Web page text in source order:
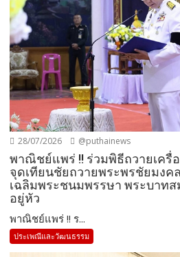
28/07/2026 @puthainews
พาณิชย์แพร่ !! ร่วมพิธีถวายเครื่
จุดเทียนชัยถวายพระพรชัยมงค
เฉลิมพระชนมพรรษา พระบาทส
อยู่หัว
พาณิชย์แพร่ !! ร...
ประเพณีและวัฒนธรรม